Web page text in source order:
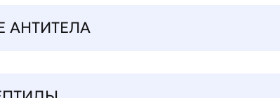
АНТИТЕЛА